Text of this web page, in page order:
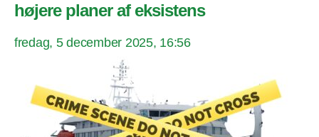
højere planer af eksistens
fredag, 5 december 2025, 16:56